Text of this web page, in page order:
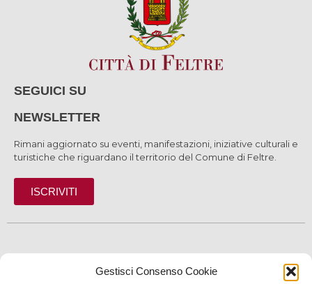
Gestisci Consenso Cookie
SEGUICI SU
NEWSLETTER
Rimani aggiornato su eventi, manifestazioni, iniziative culturali e
turistiche che riguardano il territorio del Comune di Feltre.
ISCRIVITI